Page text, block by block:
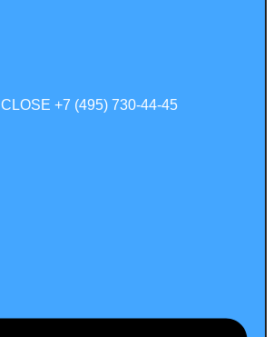
CLOSE +7 (495) 730-44-45